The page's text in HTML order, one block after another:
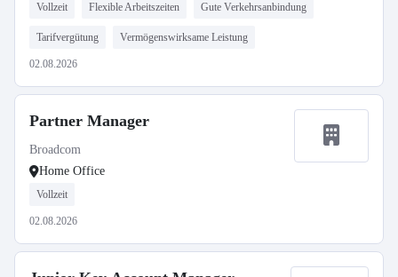
Vollzeit Flexible Arbeitszeiten Gute Verkehrsanbindung
Tarifvergütung Vermögenswirksame Leistung
02.08.2026
Partner Manager
Broadcom
Home Office
Vollzeit
02.08.2026